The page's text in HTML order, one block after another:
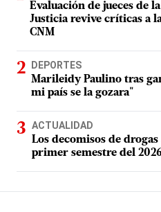
Evaluación de jueces de
Justicia revive críticas a
CNM
DEPORTES
Marileidy Paulino tras
mi país se la gozara"
ACTUALIDAD
Los decomisos de
primer semestre del